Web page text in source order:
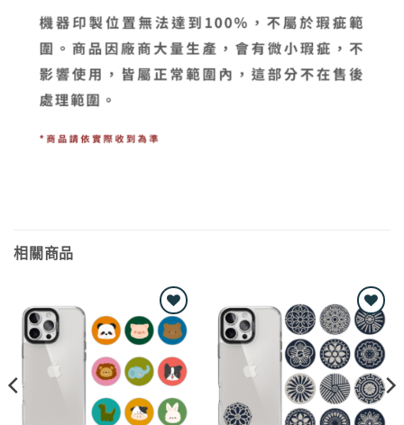
相關商品
Add to
wishlist
Add to
wishlist